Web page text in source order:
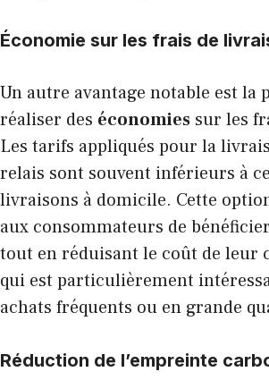
Économie sur les frais de
Un autre avantage notable est la
réaliser des économies sur les
Les tarifs appliqués pour la
relais sont souvent inférieurs à
livraisons à domicile. Cette
aux consommateurs de
tout en réduisant le coût de leur
qui est particulièrement
achats fréquents ou en grande
Réduction de l’empreinte